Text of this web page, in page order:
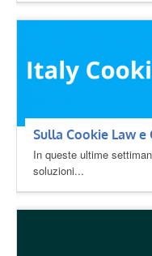
Sulla Cookie Law
In queste ultime
soluzioni...